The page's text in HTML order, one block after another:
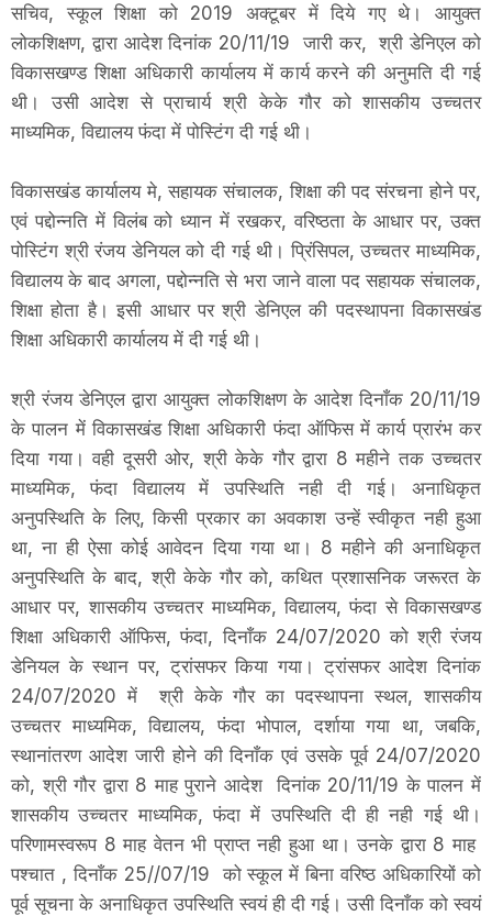
सचिव, स्कूल शिक्षा को 2019 अक्टूबर में दिये गए थे। आयुक्त
लोकशिक्षण, द्वारा आदेश दिनांक 20/11/19 जारी कर, श्री डेनिएल को
विकासखण्ड शिक्षा अधिकारी कार्यालय में कार्य करने की अनुमति दी गई
थी। उसी आदेश से प्राचार्य श्री केके गौर को शासकीय उच्चतर
माध्यमिक, विद्यालय फंदा में पोस्टिंग दी गई थी।
विकासखंड कार्यालय मे, सहायक संचालक, शिक्षा की पद संरचना होने पर,
एवं पद्दोन्नति में विलंब को ध्यान में रखकर, वरिष्ठता के आधार पर, उक्त
पोस्टिंग श्री रंजय डेनियल को दी गई थी। प्रिंसिपल, उच्चतर माध्यमिक,
विद्यालय के बाद अगला, पद्दोन्नति से भरा जाने वाला पद सहायक संचालक,
शिक्षा होता है। इसी आधार पर श्री डेनिएल की पदस्थापना विकासखंड
शिक्षा अधिकारी कार्यालय में दी गई थी।
श्री रंजय डेनिएल द्वारा आयुक्त लोकशिक्षण के आदेश दिनाँक 20/11/19
के पालन में विकासखंड शिक्षा अधिकारी फंदा ऑफिस में कार्य प्रारंभ कर
दिया गया। वही दूसरी ओर, श्री केके गौर द्वारा 8 महीने तक उच्चतर
माध्यमिक, फंदा विद्यालय में उपस्थिति नही दी गई। अनाधिकृत
अनुपस्थिति के लिए, किसी प्रकार का अवकाश उन्हें स्वीकृत नही हुआ
था, ना ही ऐसा कोई आवेदन दिया गया था। 8 महीने की अनाधिकृत
अनुपस्थिति के बाद, श्री केके गौर को, कथित प्रशासनिक जरूरत के
आधार पर, शासकीय उच्चतर माध्यमिक, विद्यालय, फंदा से विकासखण्ड
शिक्षा अधिकारी ऑफिस, फंदा, दिनाँक 24/07/2020 को श्री रंजय
डेनियल के स्थान पर, ट्रांसफर किया गया। ट्रांसफर आदेश दिनांक
24/07/2020 में श्री केके गौर का पदस्थापना स्थल, शासकीय
उच्चतर माध्यमिक, विद्यालय, फंदा भोपाल, दर्शाया गया था, जबकि,
स्थानांतरण आदेश जारी होने की दिनाँक एवं उसके पूर्व 24/07/2020
को, श्री गौर द्वारा 8 माह पुराने आदेश दिनांक 20/11/19 के पालन में
शासकीय उच्चतर माध्यमिक, फंदा में उपस्थिति दी ही नही गई थी।
परिणामस्वरूप 8 माह वेतन भी प्राप्त नही हुआ था। उनके द्वारा 8 माह
पश्चात , दिनाँक 25//07/19 को स्कूल में बिना वरिष्ठ अधिकारियों को
पूर्व सूचना के अनाधिकृत उपस्थिति स्वयं ही दी गई। उसी दिनाँक को स्वयं